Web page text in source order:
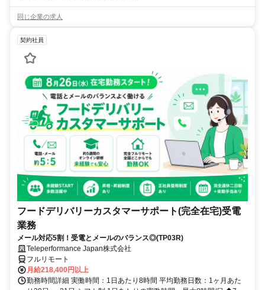
同じ企業の求人
契約社員
フードデリバリーカスタマーサポート(完全在宅)受電
業務
メール対応5割！受電とメールのバランス◎(TP03R)
Teleperformance Japan株式会社
フルリモート
月給218,400円以上
勤務時間詳細 実働時間：1日あたり8時間 平均勤務日数：1ヶ月あた